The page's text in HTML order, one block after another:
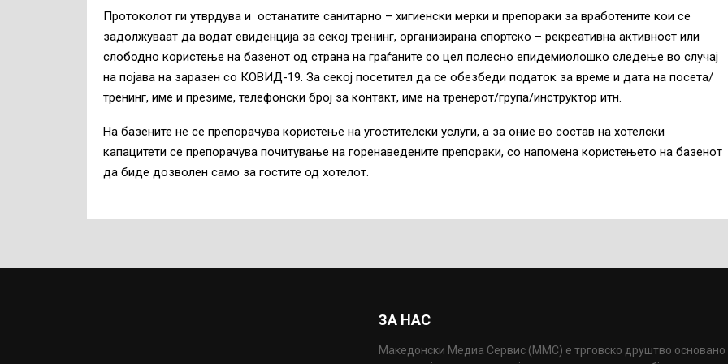
Протоколот ги утврдува и останатите санитарно – хигиенски мерки и препораки за вработените кои се
задолжуваат да водат евиденција за секој тренинг, организирана спортско – рекреативна активност или
слободно користење на базенот од страна на граѓаните со цел полесно епидемиолошко следење во случај
на појава на заразен со КОВИД-19. За секој посетител да се обезбеди податок за време и дата на посета/
тренинг, име и презиме, телефонски број за контакт, име на тренерот/група/инструктор итн.
На базените не се препорачува користење на угостителски услуги, а за оние во состав на хотелски
капацитети се препорачува почитување на горенаведените препораки, со напомена користењето на базенот
да биде дозволен само за гостите од хотелот.
ЗА НАС
Македонски Медиа Сервис (ММС) е трговско друштво